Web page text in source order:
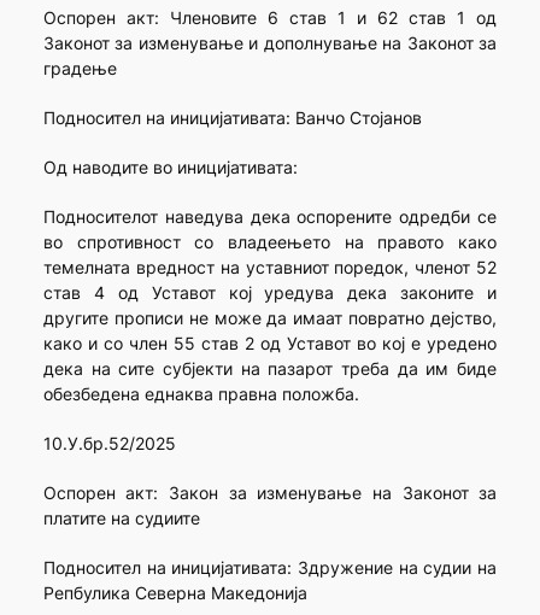
Оспорен акт: Членовите 6 став 1 и 62 став 1 од
Законот за изменување и дополнување на Законот за
градење
Подносител на иницијативата: Ванчо Стојанов
Од наводите во иницијативата:
Подносителот наведува дека оспорените одредби се
во спротивност со владеењето на правото како
темелната вредност на уставниот поредок, членот 52
став 4 од Уставот кој уредува дека законите и
другите прописи не може да имаат повратно дејство,
како и со член 55 став 2 од Уставот во кој е уредено
дека на сите субјекти на пазарот треба да им биде
обезбедена еднаква правна положба.
10.У.бр.52/2025
Оспорен акт: Закон за изменување на Законот за
платите на судиите
Подносител на иницијативата: Здружение на судии на
Репбулика Северна Македонија